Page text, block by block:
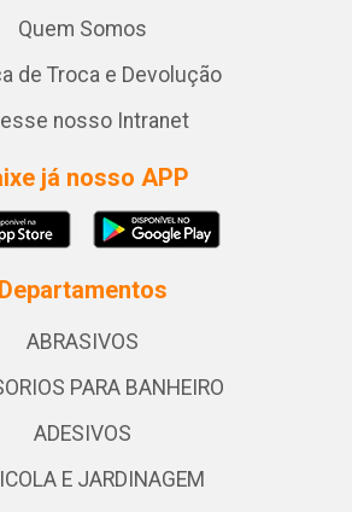
Quem Somos
de Troca e Devolução
nosso Intranet
já nosso APP
Departamentos
ABRASIVOS
PARA BANHEIRO
ADESIVOS
E JARDINAGEM